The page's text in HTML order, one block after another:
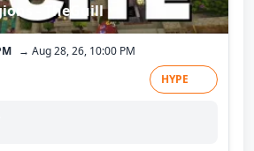
- TheGuill
→ Aug 28, 26, 10:00 PM
HYPE